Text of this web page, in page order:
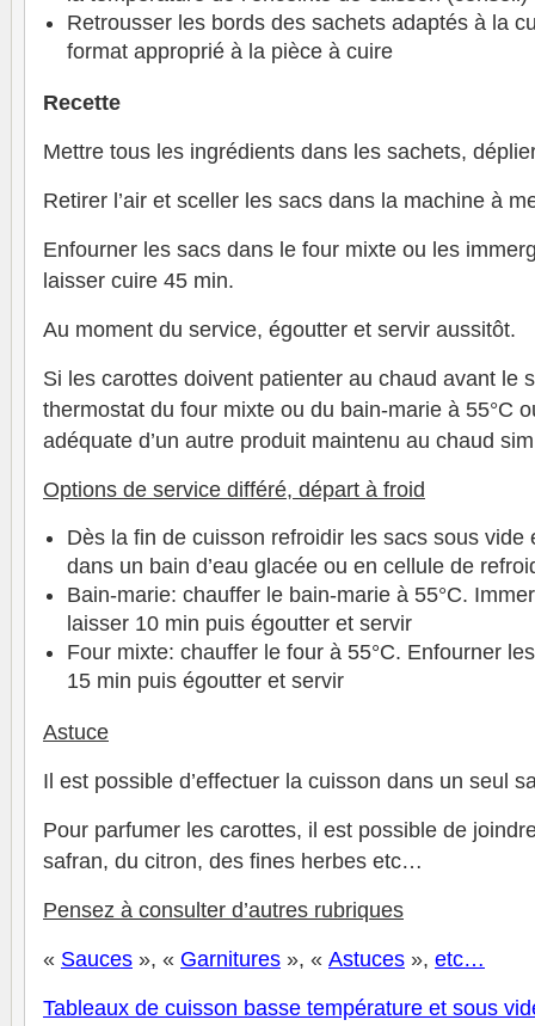
Retrousser les bords des sachets adaptés à la
format approprié à la pièce à cuire
Recette
Mettre tous les ingrédients dans les sachets,
Retirer l’air et sceller les sacs dans la machine à
Enfourner les sacs dans le four mixte ou les
laisser cuire 45 min.
Au moment du service, égoutter et servir aussitôt.
Si les carottes doivent patienter au chaud avant le
thermostat du four mixte ou du bain-marie à 55°C
adéquate d’un autre produit maintenu au chaud
Options de service différé, départ à froid
Dès la fin de cuisson refroidir les sacs sous vide
dans un bain d’eau glacée ou en cellule de
Bain-marie: chauffer le bain-marie à 55°C.
laisser 10 min puis égoutter et servir
Four mixte: chauffer le four à 55°C. Enfourner
15 min puis égoutter et servir
Astuce
Il est possible d’effectuer la cuisson dans un seul
Pour parfumer les carottes, il est possible de
safran, du citron, des fines herbes etc…
Pensez à consulter d’autres rubriques
« Sauces », « Garnitures », « Astuces », etc…
Tableaux de cuisson basse température et sous